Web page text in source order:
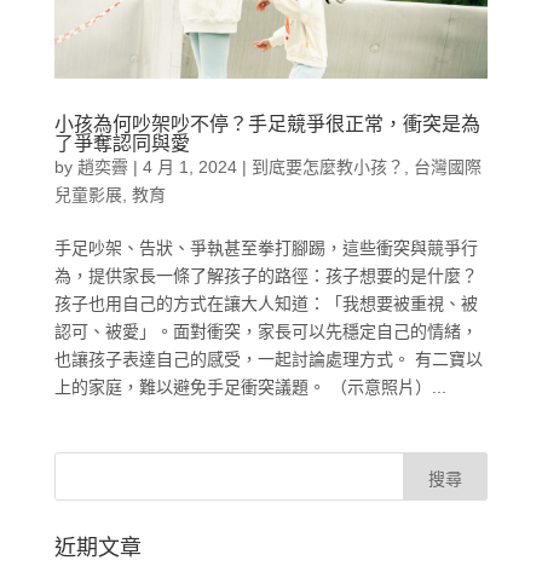
小孩為何吵架吵不停？手足競爭很正常，衝突是為
了爭奪認同與愛
by 趙奕霽| 4 月 1, 2024| 到底要怎麼教小孩？
台灣國際
兒童影展, 教育
手足吵架、告狀、爭執甚至拳打腳踢，這些衝突與競爭行
為，提供家長一條了解孩子的路徑：孩子想要的是什麼？
孩子也用自己的方式在讓大人知道：「我想要被重視、被
認可、被愛」。面對衝突，家長可以先穩定自己的情緒，
也讓孩子表達自己的感受，一起討論處理方式。 有二寶以
上的家庭，難以避免手足衝突議題。 （示意照片）...
近期文章